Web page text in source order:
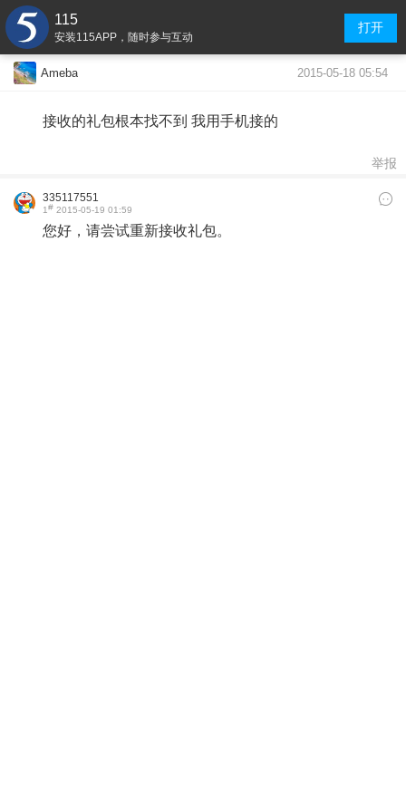
115
安装115APP，随时参与互动
打开
Ameba 2015-05-18 05:54
接收的礼包根本找不到 我用手机接的
举报
335117551
1# 2015-05-19 01:59
您好，请尝试重新接收礼包。